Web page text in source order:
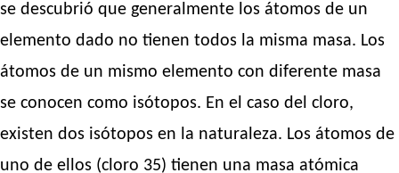
se descubrió que generalmente los átomos de un
elemento dado no tienen todos la misma masa. Los
átomos de un mismo elemento con diferente masa
se conocen como isótopos. En el caso del cloro,
existen dos isótopos en la naturaleza. Los átomos de
uno de ellos (cloro 35) tienen una masa atómica